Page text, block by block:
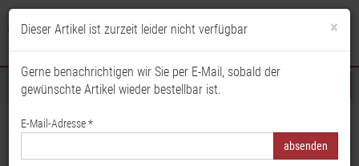
Sortiment
Startseite Floristik & Dekoration
Dekohänger Tannenmix, Filzhänger, Weihnachtsschmuck,
Dieser Artikel ist zurzeit leider nicht verfügbar ×
Gerne benachrichtigen wir Sie per E-Mail, sobald der
gewünschte Artikel wieder bestellbar ist.
E-Mail-Adresse *